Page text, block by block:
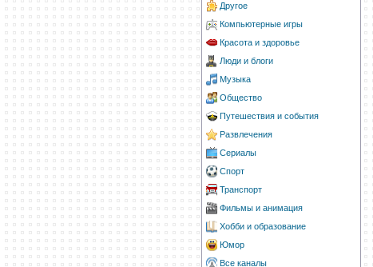
Другое
Компьютерные игры
Красота и здоровье
Люди и блоги
Музыка
Общество
Путешествия и события
Развлечения
Сериалы
Спорт
Транспорт
Фильмы и анимация
Хобби и образование
Юмор
Все каналы